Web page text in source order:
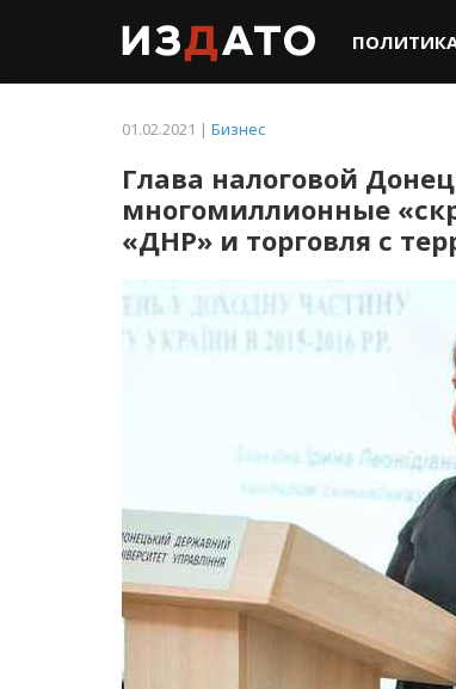
01.02.2021 | Бизнес
Глава налоговой
многомиллионные
«ДНР» и торговля с